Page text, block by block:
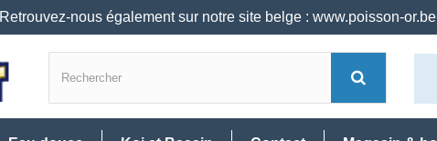
Retrouvez-nous également sur notre site belge : www.poisson-or.be